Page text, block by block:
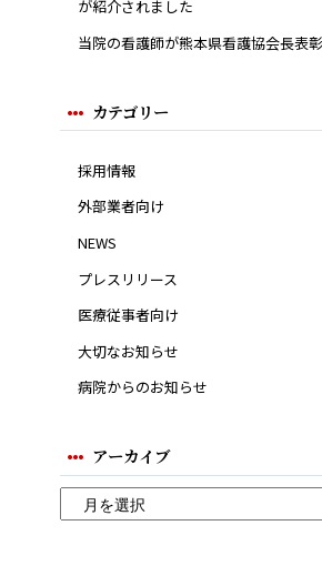
が紹介されました
当院の看護師が熊本県看護協会長表
カテゴリー
採用情報
外部業者向け
NEWS
プレスリリース
医療従事者向け
大切なお知らせ
病院からのお知らせ
アーカイブ